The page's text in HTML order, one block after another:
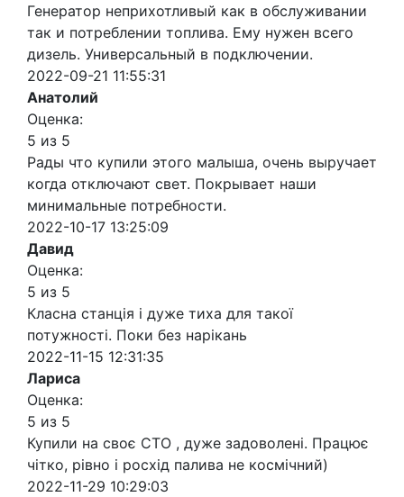
Генератор неприхотливый как в обслуживании
так и потреблении топлива. Ему нужен всего
дизель. Универсальный в подключении.
2022-09-21 11:55:31
Анатолий
Оценка:
5 из 5
Рады что купили этого малыша, очень выручает
когда отключают свет. Покрывает наши
минимальные потребности.
2022-10-17 13:25:09
Давид
Оценка:
5 из 5
Класна станція і дуже тиха для такої
потужності. Поки без нарікань
2022-11-15 12:31:35
Лариса
Оценка:
5 из 5
Купили на своє СТО , дуже задоволені. Працює
чітко, рівно і росхід палива не космічний)
2022-11-29 10:29:03